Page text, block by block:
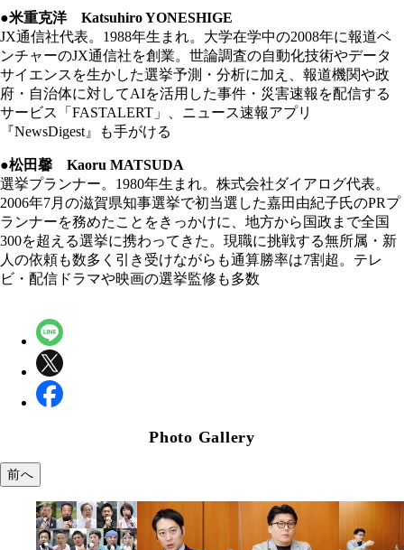
●米重克洋 Katsuhiro YONESHIGE
JX通信社代表。1988年生まれ。大学在学中の2008年に報道ベ
ンチャーのJX通信社を創業。世論調査の自動化技術やデータ
サイエンスを生かした選挙予測・分析に加え、報道機関や政
府・自治体に対してAIを活用した事件・災害速報を配信する
サービス「FASTALERT」、ニュース速報アプリ
『NewsDigest』も手がける
●松田馨 Kaoru MATSUDA
選挙プランナー。1980年生まれ。株式会社ダイアログ代表。
2006年7月の滋賀県知事選挙で初当選した嘉田由紀子氏のPRプ
ランナーを務めたことをきっかけに、地方から国政まで全国
300を超える選挙に携わってきた。現職に挑戦する無所属・新
人の依頼も数多く引き受けながらも通算勝率は7割超。テレ
ビ・配信ドラマや映画の選挙監修も多数
Photo Gallery
前へ